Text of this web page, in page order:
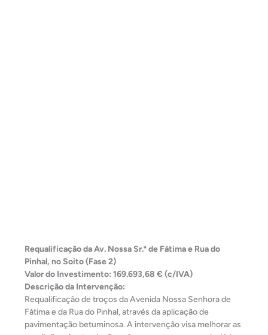
Requalificação da Av. Nossa Sr.ª de Fátima e Rua do
Pinhal, no Soito (Fase 2)
Valor do Investimento: 169.693,68 € (c/IVA)
Descrição da Intervenção:
Requalificação de troços da Avenida Nossa Senhora de
Fátima e da Rua do Pinhal, através da aplicação de
pavimentação betuminosa. A intervenção visa melhorar as